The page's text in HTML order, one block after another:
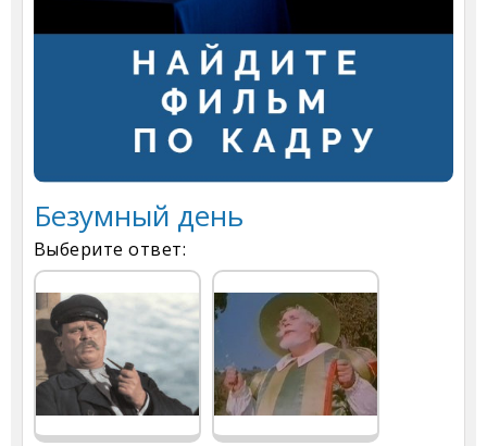
Безумный день
Выберите ответ: